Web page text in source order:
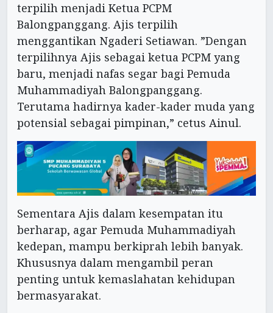
terpilih menjadi Ketua PCPM
Balongpanggang. Ajis terpilih
menggantikan Ngaderi Setiawan. ”Dengan
terpilihnya Ajis sebagai ketua PCPM yang
baru, menjadi nafas segar bagi Pemuda
Muhammadiyah Balongpanggang.
Terutama hadirnya kader-kader muda yang
potensial sebagai pimpinan,” cetus Ainul.
Sementara Ajis dalam kesempatan itu
berharap, agar Pemuda Muhammadiyah
kedepan, mampu berkiprah lebih banyak.
Khususnya dalam mengambil peran
penting untuk kemaslahatan kehidupan
bermasyarakat.